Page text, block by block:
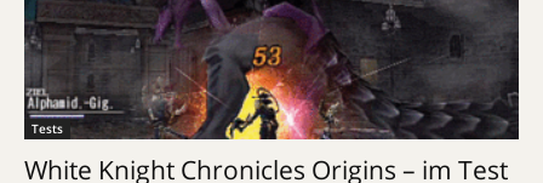
Tests
White Knight Chronicles Origins – im Test